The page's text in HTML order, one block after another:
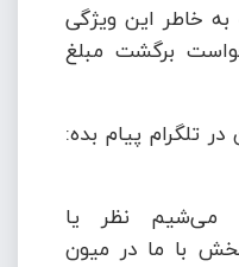
به خاطر این ویژگی
برگشت مبلغ
تلگرام پیام بده:
می‌شیم نظر یا
با ما در میون